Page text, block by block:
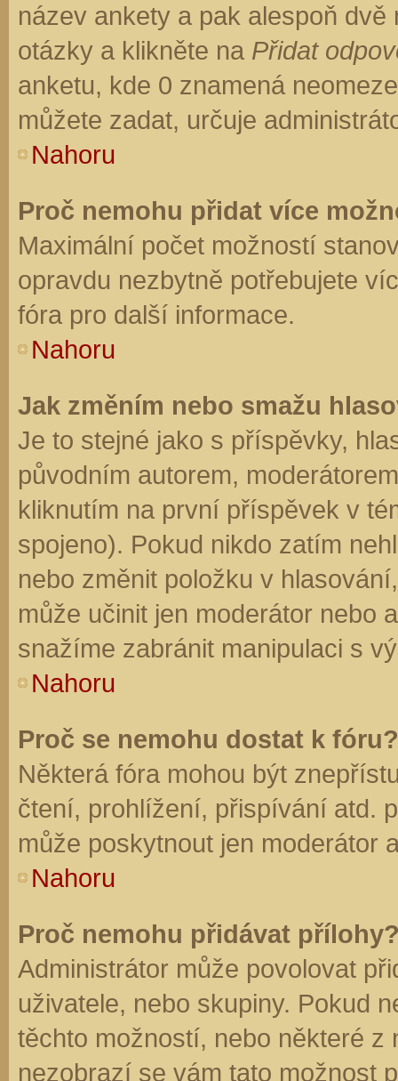
název ankety a pak alespoň
otázky a klikněte na Přidat
anketu, kde 0 znamená
můžete zadat, určuje
Nahoru
Proč nemohu přidat více
Maximální počet možností
opravdu nezbytně potřebujete
fóra pro další informace.
Nahoru
Jak změním nebo smažu
Je to stejné jako s příspěvky,
původním autorem,
kliknutím na první příspěvek v
spojeno). Pokud nikdo zatím
nebo změnit položku v
může učinit jen moderátor nebo
snažíme zabránit manipulaci s
Nahoru
Proč se nemohu dostat k fóru?
Některá fóra mohou být
čtení, prohlížení, přispívání atd.
může poskytnout jen moderátor
Nahoru
Proč nemohu přidávat
Administrátor může povolovat
uživatele, nebo skupiny. Pokud
těchto možností, nebo některé z
nezobrazí se vám tato možnost